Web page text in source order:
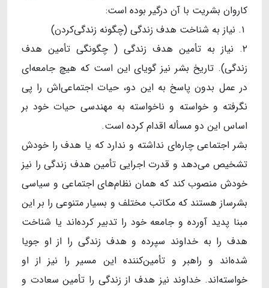
کاروان بشریت با آن درگیر بوده است:
۲. نیاز به تأمین هدف زندگی ( چگونگی تأمین هدف
زندگی). تاریخ بشر نیز گویای این است که هیچ جامعه‌ای
در عمل بدون پاسخ به این دو، حیات اجتماعی‌اش را پی
نگرفته و خواسته و ناخواسته به مهندسی حیات خود بر
اساس این دو مسأله اقدام کرده است.
بشر اجتماعی چاره‌ای نداشته و ندارد که یا هدف را خودش
تشخیص می‌دهد و قدرت اجرایی تأمین هدف زندگی را نیز
خودش منصوب کند که همان نظام‌های اجتماعی و سیاسی
بشرساز هستند که مکاتب مختلف و بسیار متنوعی را بر این
مبنا پدید آورده و جامعه خود را تدبیر کرده‌اند یا شناخت
هدف را به خداوند سپرده و هدف زندگی را از او جویا
شد‌ه‌اند و راهبر و تأمین‌کننده این مسیر را نیز از او
خواسته‌اند. خداوند نیز هدف از زندگی را تأمین سعادت و